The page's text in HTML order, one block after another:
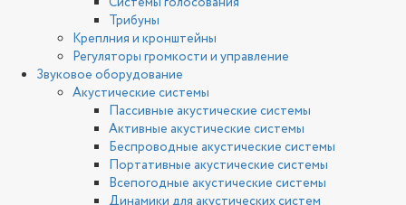
Трибуны
Креплния и кронштейны
Регуляторы громкости и управление
Звуковое оборудование
Акустические системы
Пассивные акустические системы
Активные акустические системы
Беспроводные акустические системы
Портативные акустические системы
Всепогодные акустические системы
Динамики для акустических систем